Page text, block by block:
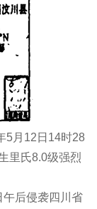
5月12日14时28
里氏8.0级强烈
午后侵袭四川省